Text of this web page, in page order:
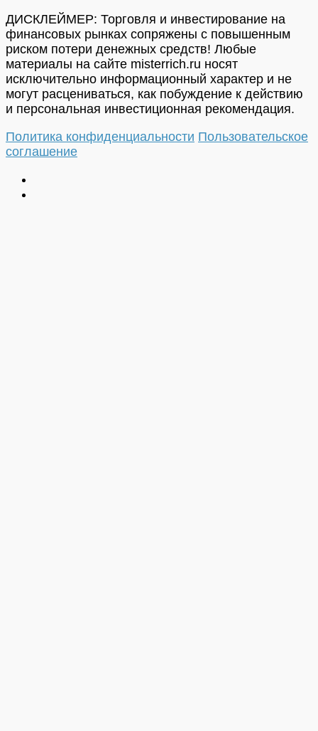
ДИСКЛЕЙМЕР: Торговля и инвестирование на
финансовых рынках сопряжены с повышенным
риском потери денежных средств! Любые
материалы на сайте misterrich.ru носят
исключительно информационный характер и не
могут расцениваться, как побуждение к действию
и персональная инвестиционная рекомендация.
Политика конфиденциальности Пользовательское
соглашение